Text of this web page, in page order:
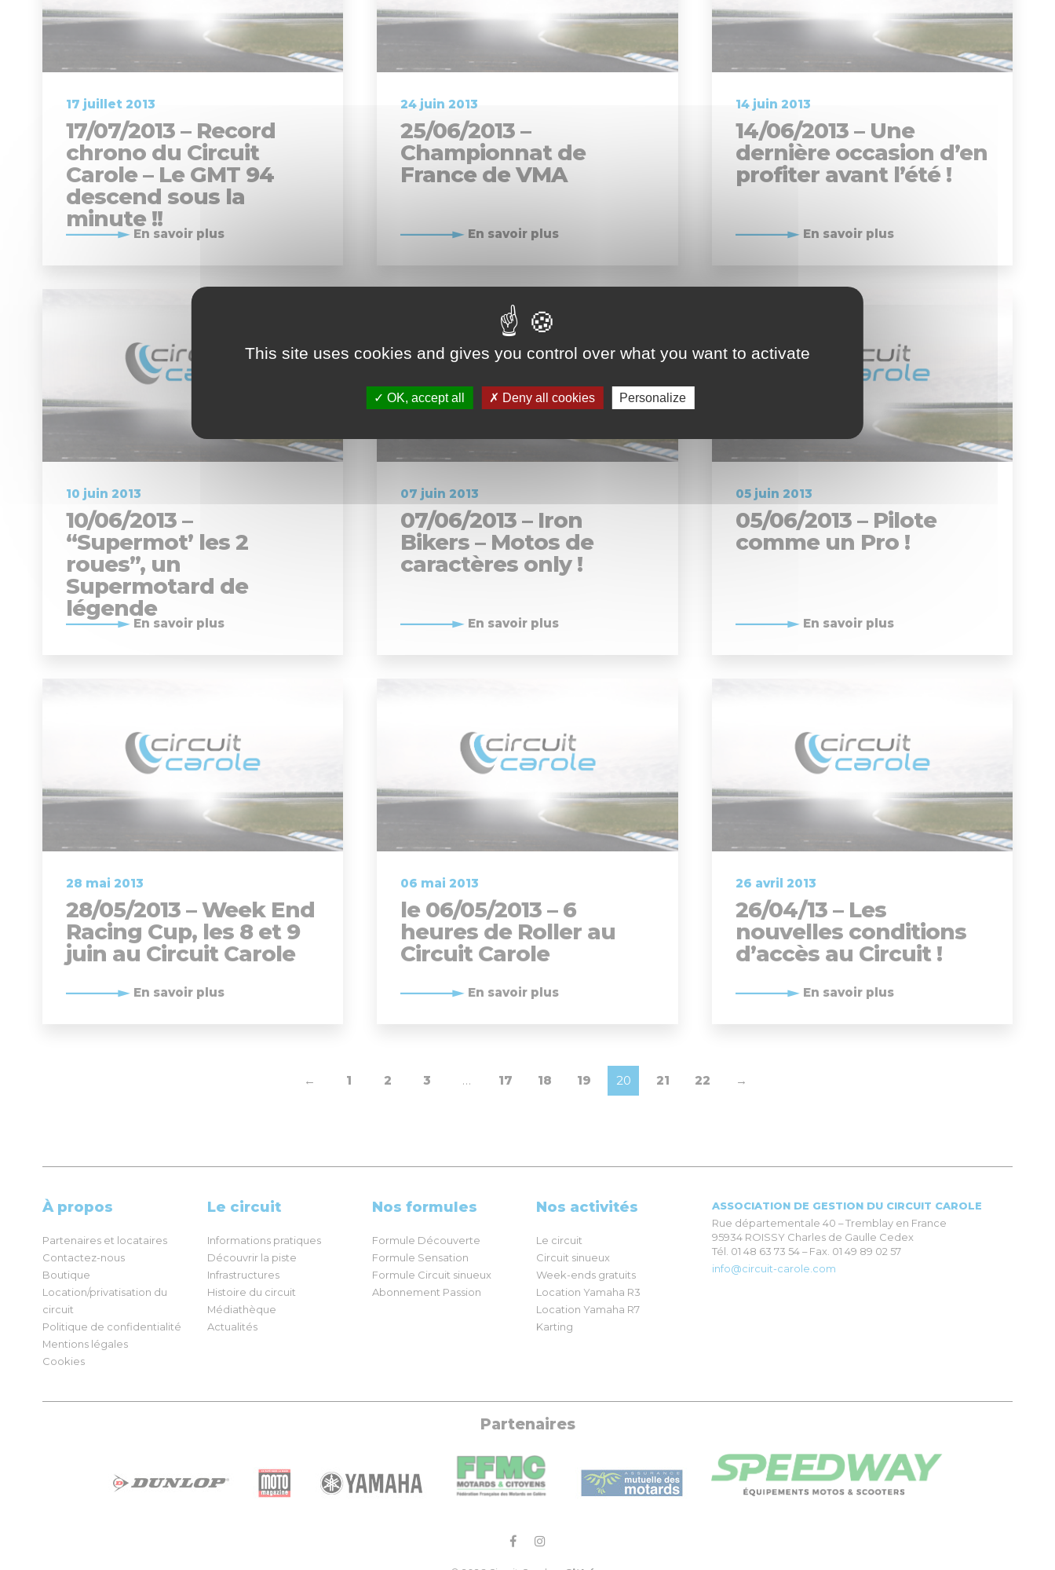
17 juillet 2013
17/07/2013 – Record
chrono du Circuit
Carole – Le GMT 94
descend sous la
minute !!
En savoir plus
24 juin 2013
25/06/2013 –
Championnat de
France de VMA
En savoir plus
14 juin 2013
14/06/2013 – Une
dernière occasion d’en
profiter avant l’été !
En savoir plus
10 juin 2013
10/06/2013 –
“Supermot’ les 2
roues”, un
Supermotard de
légende
En savoir plus
07 juin 2013
07/06/2013 – Iron
Bikers – Motos de
caractères only !
En savoir plus
05 juin 2013
05/06/2013 – Pilote
comme un Pro !
En savoir plus
28 mai 2013
28/05/2013 – Week End
Racing Cup, les 8 et 9
juin au Circuit Carole
En savoir plus
06 mai 2013
le 06/05/2013 – 6
heures de Roller au
Circuit Carole
En savoir plus
26 avril 2013
26/04/13 – Les
nouvelles conditions
d’accès au Circuit !
En savoir plus
← 1 2 3 … 17 18 19 20 21 22 →
À propos
Partenaires et locataires
Contactez-nous
Boutique
Location/privatisation du
circuit
Politique de confidentialité
Mentions légales
Cookies
Le circuit
Informations pratiques
Découvrir la piste
Infrastructures
Histoire du circuit
Médiathèque
Actualités
Nos formules
Formule Découverte
Formule Sensation
Formule Circuit sinueux
Abonnement Passion
Nos activités
Le circuit
Circuit sinueux
Week-ends gratuits
Location Yamaha R3
Location Yamaha R7
Karting
ASSOCIATION DE GESTION DU CIRCUIT CAROLE
Rue départementale 40 – Tremblay en France
95934 ROISSY Charles de Gaulle Cedex
Tél. 01 48 63 73 54 – Fax. 01 49 89 02 57
info@circuit-carole.com
Partenaires
This site uses cookies and gives you control over what you want to activate
OK, accept all Deny all cookies Personalize